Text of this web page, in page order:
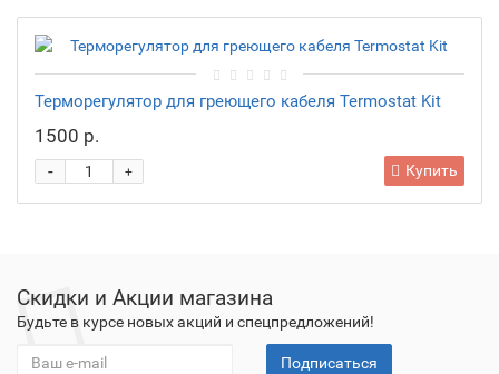
Терморегулятор для греющего кабеля Termostat Kit
1500 р.
+
- Купить
Скидки и Акции магазина
Будьте в курсе новых акций и спецпредложений!
Подписаться